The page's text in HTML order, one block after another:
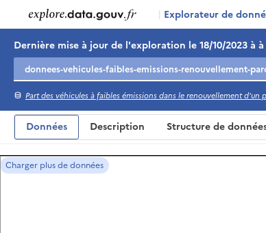
| Explorateur de
Dernière mise à jour de l'exploration le 18/10/2023 à à
Part des véhicules à faibles émissions dans le renouvellement d'un
Données Description Structure de
Charger plus de données